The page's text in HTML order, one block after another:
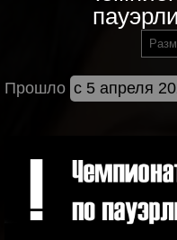
Прошло с 5 апреля